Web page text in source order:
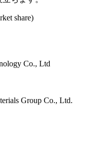
share)
Co., Ltd
Group Co., Ltd.